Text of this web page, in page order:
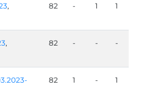
,
82 - 1 1
,
82 - - -
82 1 - 1